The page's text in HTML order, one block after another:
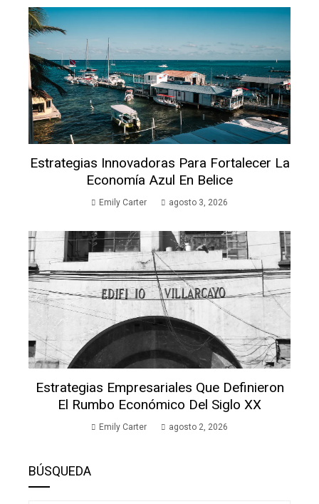
Estrategias Innovadoras Para Fortalecer La
Economía Azul En Belice
Emily Carter agosto 3, 2026
Estrategias Empresariales Que Definieron
El Rumbo Económico Del Siglo XX
Emily Carter agosto 2, 2026
BÚSQUEDA